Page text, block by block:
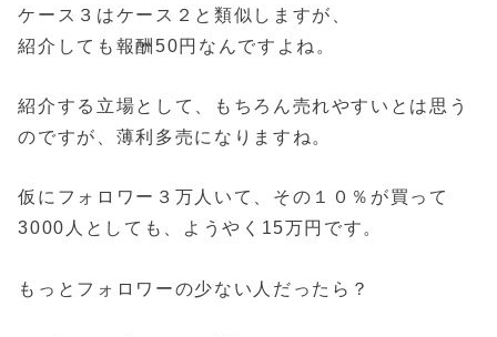
ケース３はケース２と類似しますが、
紹介しても報酬50円なんですよね。
紹介する立場として、もちろん売れやすいとは思う
のですが、薄利多売になりますね。
仮にフォロワー３万人いて、その１０％が買って
3000人としても、ようやく15万円です。
もっとフォロワーの少ない人だったら？